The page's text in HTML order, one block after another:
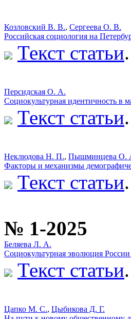
Козловский В. В., Сергеева О. В.
Российская социология на
Текст статьи.
Персидская О. А.
Социокультурная идентичность в
Текст статьи.
Неклюдова Н. П., Пышминцева О.
Факторы и механизмы
Текст статьи.
№ 1-2025
Беляева Л. А.
Социокультурная эволюция
Текст статьи.
Цапко М. С., Цыбикова Д. Г.